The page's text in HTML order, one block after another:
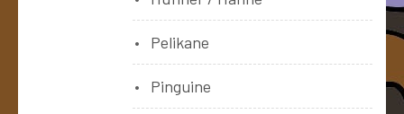
Pelikane
Pinguine